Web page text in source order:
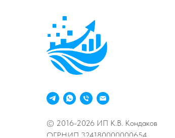
© 2016-2026 ИП К.В. Кондаков
ОГРНИП 324180000000654